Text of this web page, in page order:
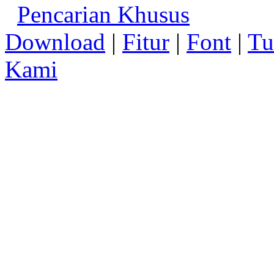
Pencarian Khusus
Download | Fitur | Font |
Kami